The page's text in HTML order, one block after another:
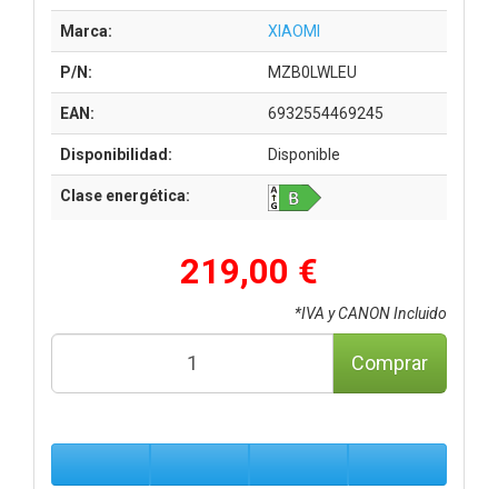
Marca: XIAOMI
P/N: MZB0LWLEU
EAN: 6932554469245
Disponibilidad: Disponible
Clase energética:
219,00 €
*IVA y CANON Incluido
Comprar